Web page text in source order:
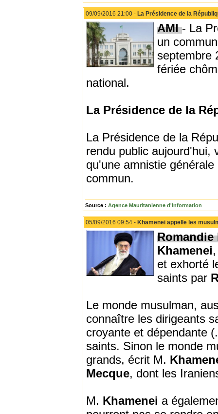
09/09/2016 21:00 - La Présidence de la
AMI- La
un
septembre
fériée
national.
La Présidence de la
La Présidence de la
rendu public aujourd'hui,
qu'une amnistie
commun.
Source : Agence Mauritanienne d'Information
05/09/2016 09:54 - Khamenei appelle les
Romandie
Khamenei
et exhorté
saints par
Le monde musulman,
connaître les dirigeants
croyante et dépendante
saints. Sinon le monde
grands, écrit M.
Mecque, dont les
M. Khamenei a